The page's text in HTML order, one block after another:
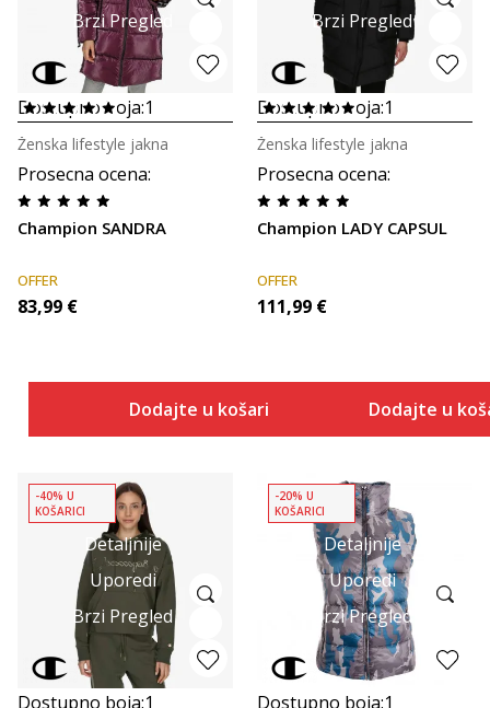
Brzi Pregled
Dostupno boja:1
Prosecna ocena:
Champion SANDRA
Ženska lifestyle jakna
OFFER
83,99 €
Dodajte u košaricu
Brzi Pregled
Dostupno boja:1
Prosecna ocena:
Champion LADY CAPSUL
Ženska lifestyle jakna
OFFER
111,99 €
Dodajte u
Detaljnije
Uporedi
Brzi Pregled
-40% U
KOŠARICI
Dostupno boja:1
Detaljnije
Uporedi
Brzi Pregled
-20% U
KOŠARICI
Dostupno boja:1